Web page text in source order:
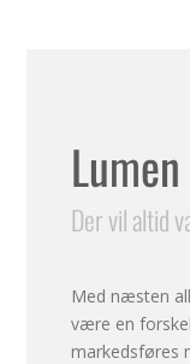
Der vil altid
Med næsten
være en
markedsføres